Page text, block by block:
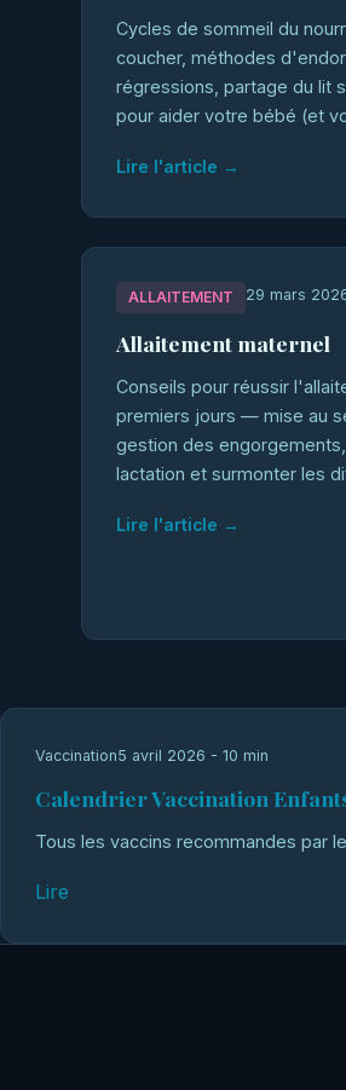
Cycles de sommeil du
coucher, méthodes
régressions, partage du lit
pour aider votre bébé (et
Lire l'article →
ALLAITEMENT 29 mars
Allaitement maternel
Conseils pour réussir
premiers jours — mise au
gestion des
lactation et surmonter les
Lire l'article →
Vaccination5 avril 2026 - 10 min
Calendrier Vaccination
Tous les vaccins recommandes par
Lire